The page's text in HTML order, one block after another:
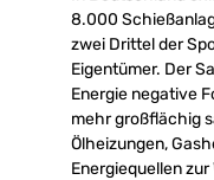
8.000
zwei Drittel der
Eigentümer. Der
Energie negative
mehr großflächig
Ölheizungen,
Energiequellen